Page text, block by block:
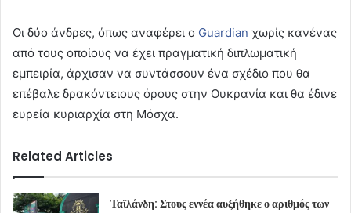
Οι δύο άνδρες, όπως αναφέρει ο Guardian χωρίς κανένας
από τους οποίους να έχει πραγματική διπλωματική
εμπειρία, άρχισαν να συντάσσουν ένα σχέδιο που θα
επέβαλε δρακόντειους όρους στην Ουκρανία και θα έδινε
ευρεία κυριαρχία στη Μόσχα.
Related Articles
Ταϊλάνδη: Στους εννέα αυξήθηκε ο αριθμός των